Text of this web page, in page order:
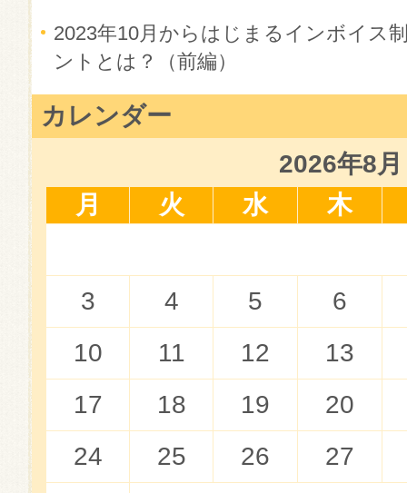
2023年10月からはじまるインボイス
ントとは？（前編）
カレンダー
2026年8月
月
火 水 木
3 4 5
6
10
11 12
13
17
18 19
20
24
25 26
27